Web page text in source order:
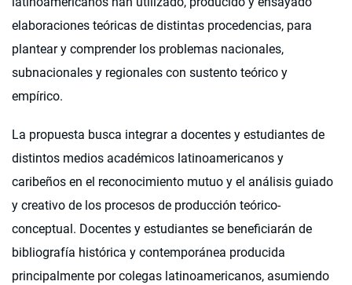
elaboraciones teóricas de distintas procedencias, para
plantear y comprender los problemas nacionales,
subnacionales y regionales con sustento teórico y
empírico.
La propuesta busca integrar a docentes y estudiantes de
distintos medios académicos latinoamericanos y
caribeños en el reconocimiento mutuo y el análisis guiado
y creativo de los procesos de producción teórico-
conceptual. Docentes y estudiantes se beneficiarán de
bibliografía histórica y contemporánea producida
principalmente por colegas latinoamericanos, asumiendo